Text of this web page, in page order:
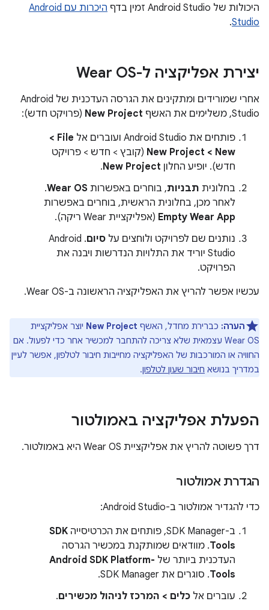
היכולות של Android Studio זמין בדף
היכרות עם Android
Studio
.
יצירת אפליקציה ל-Wear OS
אחרי שמורידים ומתקינים את הגרסה העדכנית של Android
Studio, משלימים את האשף
New Project (פרויקט חדש):
פותחים את Android Studio ועוברים אל
File >
(קובץ > חדש > פרויקט
חדש). יופיע החלון New Project
.
בחלונית תבניות, בוחרים באפשרות Wear OS
.
לאחר מכן, בחלונית הראשית, בוחרים באפשרות
Empty Wear App (אפליקציית Wear ריקה).
נותנים שם לפרויקט ולוחצים על סיום . ‫Android
Studio יוריד את התלויות הנדרשות ויבנה את
הפרויקט.
עכשיו אפשר להריץ את האפליקציה הראשונה ב-Wear OS.
הערה: כברירת מחדל, האשף New Project יוצר אפליקציית
Wear OS עצמאית שלא צריכה להתחבר למכשיר אחר כדי לפעול. אם
החוויה או המורכבות של האפליקציה מחייבות חיבור לטלפון, אפשר לעיין
במדריך בנושא חיבור שעון לטלפון.
הפעלת אפליקציה באמולטור
דרך פשוטה להריץ את אפליקציית Wear OS היא באמולטור.
הגדרת אמולטור
כדי להגדיר אמולטור ב-Android Studio:
ב-SDK Manager, פותחים את הכרטיסייה
SDK
Tools. מוודאים שמותקנת במכשיר הגרסה
העדכנית ביותר של Android SDK Platform-
Tools. סוגרים את SDK Manager.
עוברים אל כלים > המרכז לניהול מכשירים.